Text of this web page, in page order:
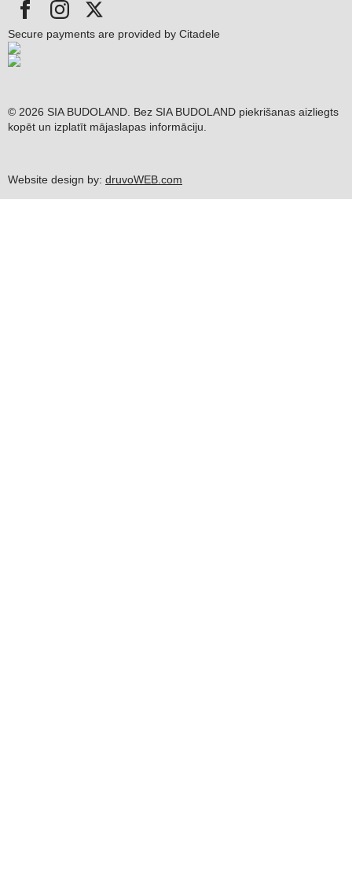
Secure payments are provided by Citadele
© 2026 SIA BUDOLAND. Bez SIA BUDOLAND piekrišanas aizliegts
kopēt un izplatīt mājaslapas informāciju.
Website design by: druvoWEB.com